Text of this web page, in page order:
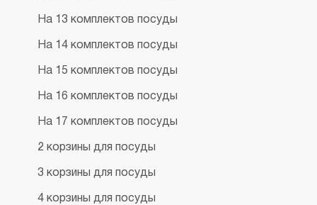
На 13 комплектов посуды
На 14 комплектов посуды
На 15 комплектов посуды
На 16 комплектов посуды
На 17 комплектов посуды
2 корзины для посуды
3 корзины для посуды
4 корзины для посуды